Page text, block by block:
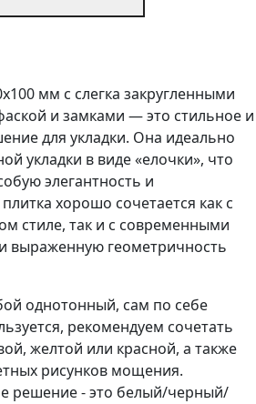
мм с слегка закругленными
и замками — это стильное и
для укладки. Она идеально
укладки в виде «елочки», что
элегантность и
хорошо сочетается как с
стиле, так и с современными
геометричность
однотонный, сам по себе
рекомендуем сочетать
желтой или красной, а также
рисунков мощения.
решение - это белый/черный/